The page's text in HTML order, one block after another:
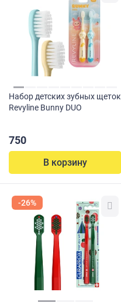
Набор детских зубных щеток
Revyline Bunny DUO
750
В корзину
-26%